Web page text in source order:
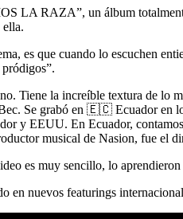
LA RAZA”, un álbum
ella.
es que cuando lo escuchen
Tiene la increíble textura de
Se grabó en 🇪🇨 Ecuador en
y EEUU. En Ecuador,
musical de Nasion, fue
es muy sencillo, lo
en nuevos featurings